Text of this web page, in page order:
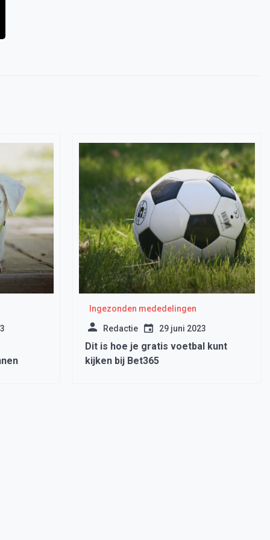
Ingezonden mededelingen
Redactie 29 juni 2023
Dit is hoe je gratis voetbal kunt
kijken bij Bet365